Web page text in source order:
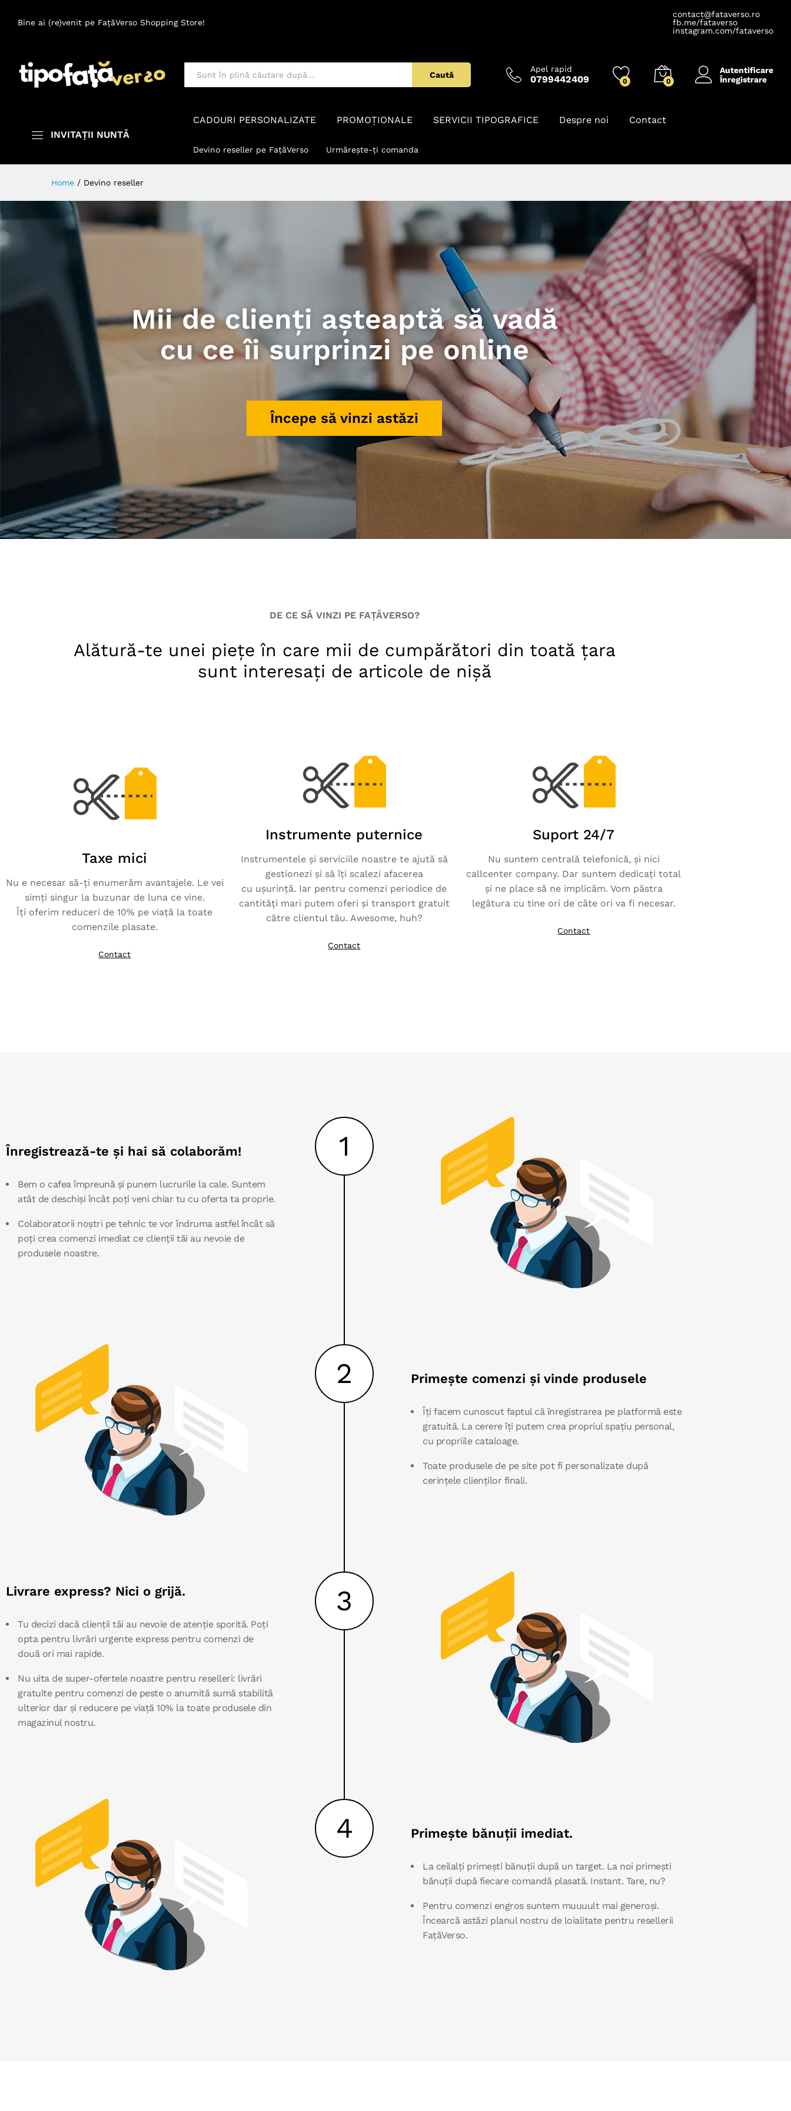
Bine ai (re)venit pe FațăVerso Shopping Store!
contact@fataverso.ro
fb.me/fataverso
instagram.com/fataverso
Toate Caută
Apel rapid
0799442409 0 0
Autentificare
Înregistrare
INVITAȚII NUNTĂ
CADOURI PERSONALIZATE PROMOȚIONALE SERVICII TIPOGRAFICE Despre noi Contact
Devino reseller pe FațăVerso Urmărește-ți comanda
Home / Devino reseller
Mii de clienți așteaptă să vadă
cu ce îi surprinzi pe online
Începe să vinzi astăzi
DE CE SĂ VINZI PE FAȚĂVERSO?
Alătură-te unei piețe în care mii de cumpărători din toată țara
sunt interesați de articole de nișă
Taxe mici
Nu e necesar să-ți enumerăm avantajele. Le vei
simți singur la buzunar de luna ce vine.
Îți oferim reduceri de 10% pe viață la toate
comenzile plasate.
Contact
Instrumente puternice
Instrumentele și serviciile noastre te ajută să
gestionezi și să îți scalezi afacerea
cu ușurință. Iar pentru comenzi periodice de
cantități mari putem oferi și transport gratuit
către clientul tău. Awesome, huh?
Contact
Suport 24/7
Nu suntem centrală telefonică, și nici
callcenter company. Dar suntem dedicați total
și ne place să ne implicăm. Vom păstra
legătura cu tine ori de câte ori va fi necesar.
Contact
1
Înregistrează-te și hai să colaborăm!
Bem o cafea împreună și punem lucrurile la cale. Suntem
atât de deschiși încât poți veni chiar tu cu oferta ta proprie.
Colaboratorii noștri pe tehnic te vor îndruma astfel încât să
poți crea comenzi imediat ce clienții tăi au nevoie de
produsele noastre.
2 Primește comenzi și vinde produsele
Îți facem cunoscut faptul că înregistrarea pe platformă este
gratuită. La cerere îți putem crea propriul spațiu personal,
cu propriile cataloage.
Toate produsele de pe site pot fi personalizate după
cerințele clienților finali.
3
Livrare express? Nici o grijă.
Tu decizi dacă clienții tăi au nevoie de atenție sporită. Poți
opta pentru livrări urgente express pentru comenzi de
două ori mai rapide.
Nu uita de super-ofertele noastre pentru reselleri: livrări
gratuite pentru comenzi de peste o anumită sumă stabilită
ulterior dar și reducere pe viață 10% la toate produsele din
magazinul nostru.
4 Primește bănuții imediat.
La ceilalți primești bănuții după un target. La noi primești
bănuții după fiecare comandă plasată. Instant. Tare, nu?
Pentru comenzi engros suntem muuuult mai generoși.
Încearcă astăzi planul nostru de loialitate pentru resellerii
FațăVerso.